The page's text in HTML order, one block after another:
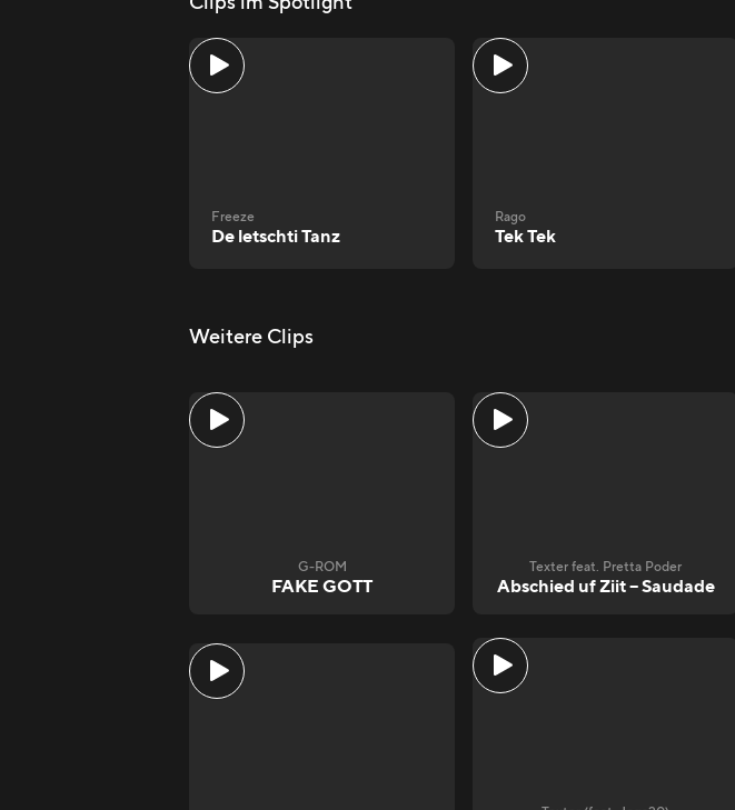
Freeze
De letschti Tanz
Rago
Tek Tek
Weitere Clips
G-ROM
FAKE GOTT
Texter feat. Pretta Poder
Abschied uf Ziit – Saudade